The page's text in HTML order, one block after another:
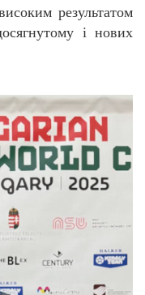
результатом
і нових